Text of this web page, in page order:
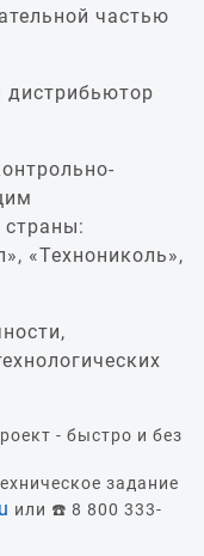
частью
«Технониколь»,
- быстро и без
задание
или ☎️ 8 800 333-